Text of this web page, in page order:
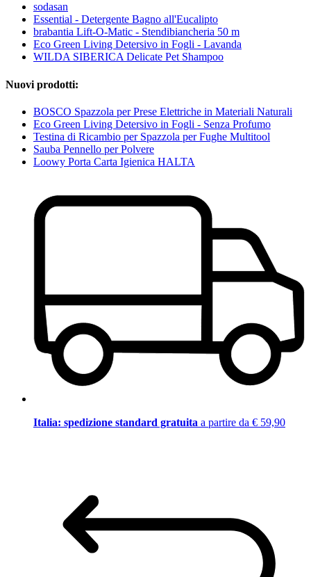
sodasan
Essential - Detergente Bagno all'Eucalipto
brabantia Lift-O-Matic - Stendibiancheria 50 m
Eco Green Living Detersivo in Fogli - Lavanda
WILDA SIBERICA Delicate Pet Shampoo
Nuovi prodotti:
BOSCO Spazzola per Prese Elettriche in Materiali Naturali
Eco Green Living Detersivo in Fogli - Senza Profumo
Testina di Ricambio per Spazzola per Fughe Multitool
Sauba Pennello per Polvere
Loowy Porta Carta Igienica HALTA
Italia: spedizione standard gratuita a partire da € 59,90